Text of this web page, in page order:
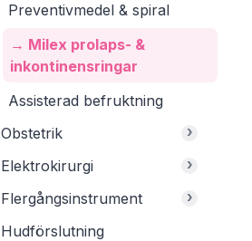
Preventivmedel & spiral
→ Milex prolaps- &
inkontinensringar
Assisterad befruktning
Obstetrik
›
Elektrokirurgi ›
Flergångsinstrument ›
Hudförslutning